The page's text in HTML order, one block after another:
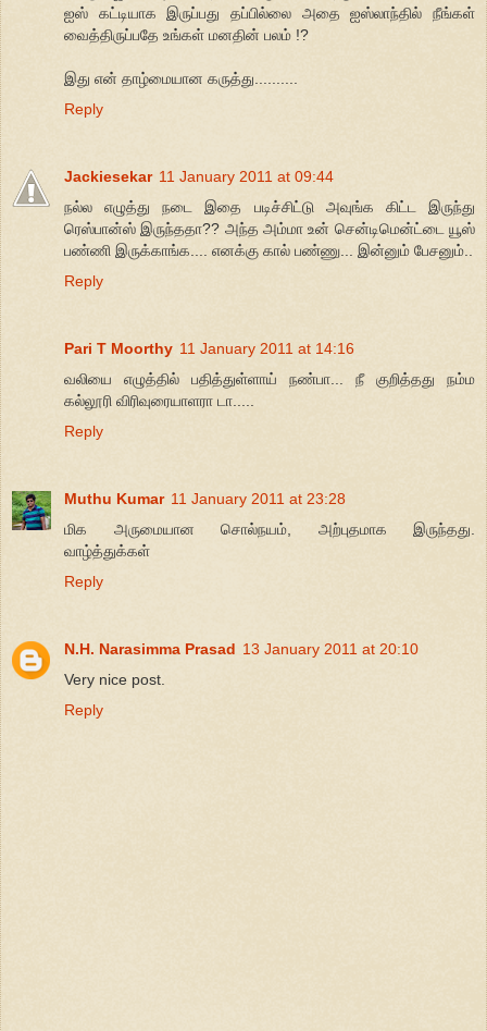
ஐஸ் கட்டியாக இருப்பது தப்பில்லை அதை ஐஸ்லாந்தில் நீங்கள்
வைத்திருப்பதே உங்கள் மனதின் பலம் !?
இது என் தாழ்மையான கருத்து..........
Reply
Jackiesekar 11 January 2011 at 09:44
நல்ல எழுத்து நடை இதை படிச்சிட்டு அவுங்க கிட்ட இருந்து
ரெஸ்பான்ஸ் இருந்ததா?? அந்த அம்மா உன் சென்டிமென்ட்டை யூஸ்
பண்ணி இருக்காங்க.... எனக்கு கால் பண்ணு... இன்னும் பேசனும்..
Reply
Pari T Moorthy 11 January 2011 at 14:16
வலியை எழுத்தில் பதித்துள்ளாய் நண்பா... நீ குறித்தது நம்ம
கல்லூரி விரிவுரையாளரா டா.....
Reply
Muthu Kumar 11 January 2011 at 23:28
மிக அருமையான சொல்நயம், அற்புதமாக இருந்தது.
வாழ்த்துக்கள்
Reply
N.H. Narasimma Prasad 13 January 2011 at 20:10
Very nice post.
Reply